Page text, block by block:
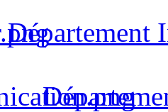
Département